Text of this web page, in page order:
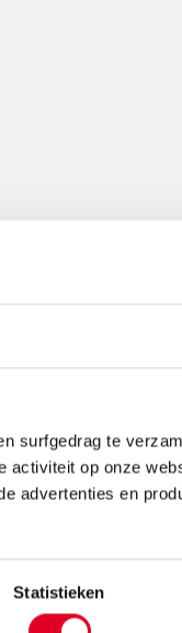
surfgedrag te
op onze
advertenties en
Statistieken